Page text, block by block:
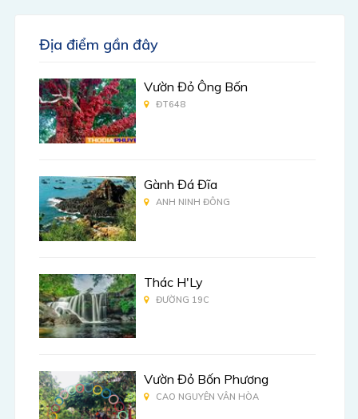
Địa điểm gần đây
Vườn Đỏ Ông Bốn
ĐT648
Gành Đá Đĩa
ANH NINH ĐÔNG
Thác H'Ly
ĐƯỜNG 19C
Vườn Đỏ Bốn Phương
CAO NGUYÊN VÂN HÒA